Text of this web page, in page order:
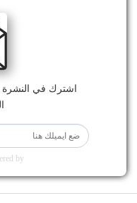
اشترك في النشرة
by